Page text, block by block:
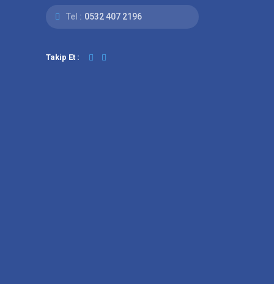
Tel : 0532 407 2196
Takip Et :